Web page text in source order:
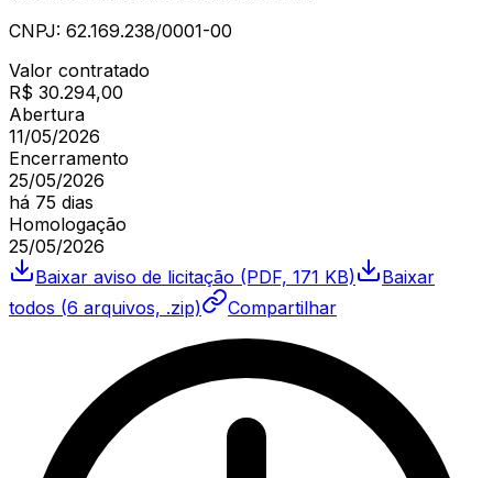
CNPJ: 62.169.238/0001-00
Valor contratado
R$ 30.294,00
Abertura
11/05/2026
Encerramento
25/05/2026
há 75 dias
Homologação
25/05/2026
Baixar aviso de licitação (PDF, 171 KB)
Baixar
todos (6 arquivos, .zip) Compartilhar